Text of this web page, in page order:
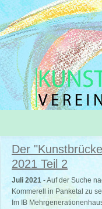
Der
2021 Teil 2
Juli 2021 - Auf der Suche
Kommerell in Panketal zu
Im IB